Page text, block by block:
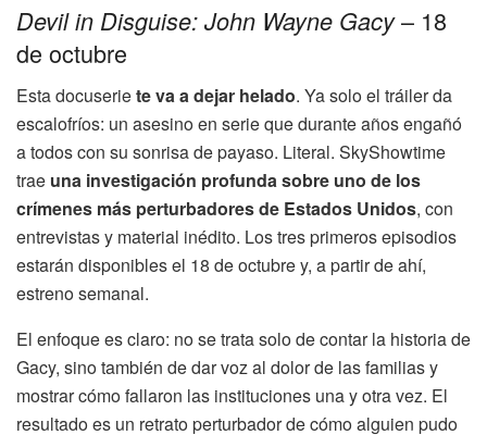
Devil in Disguise: John Wayne Gacy– 18
de octubre
Esta docuseriete va a dejar helado. Ya solo el tráiler da
escalofríos: un asesino en serie que durante años engañó
a todos con su sonrisa de payaso. Literal. SkyShowtime
trae una investigación profunda sobre uno de los
crímenes más perturbadores de Estados Unidos, con
entrevistas y material inédito. Los tres primeros episodios
estarán disponibles el 18 de octubre y, a partir de ahí,
estreno semanal.
El enfoque es claro: no se trata solo de contar la historia de
Gacy, sino también de dar voz al dolor de las familias y
mostrar cómo fallaron las instituciones una y otra vez. El
resultado es un retrato perturbador de cómo alguien pudo